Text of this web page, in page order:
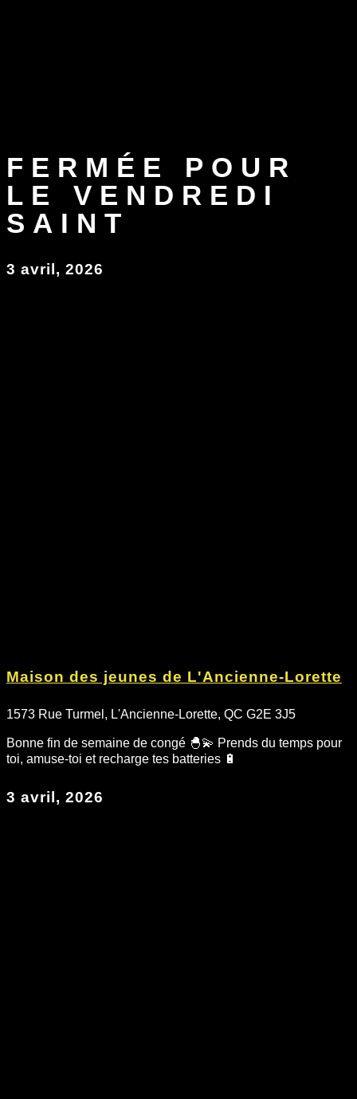
FERMÉE POUR
LE VENDREDI
SAINT
3 avril, 2026
Maison des jeunes de L'Ancienne-Lorette
1573 Rue Turmel, L'Ancienne-Lorette, QC G2E 3J5
Bonne fin de semaine de congé 🐣💫 Prends du temps pour
toi, amuse-toi et recharge tes batteries 🔋
3 avril, 2026